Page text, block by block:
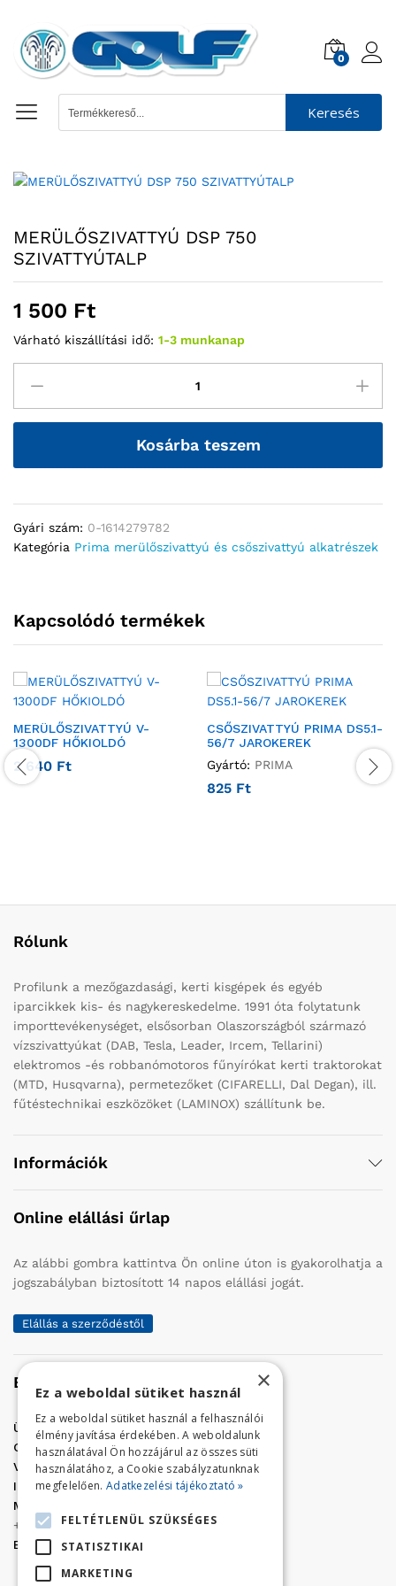
0
Keresés
MERÜLŐSZIVATTYÚ DSP 750
SZIVATTYÚTALP
1 500 Ft
Várható kiszállítási idő: 1-3 munkanap
Kosárba teszem
Gyári szám: 0-1614279782
Kategória Prima merülőszivattyú és csőszivattyú alkatrészek
Kapcsolódó termékek
MERÜLŐSZIVATTYÚ V-
1300DF HŐKIOLDÓ
2 640 Ft
CSŐSZIVATTYÚ PRIMA DS5.1-
56/7 JAROKEREK
Gyártó: PRIMA
825 Ft
Rólunk
Profilunk a mezőgazdasági, kerti kisgépek és egyéb
iparcikkek kis- és nagykereskedelme. 1991 óta folytatunk
importtevékenységet, elsősorban Olaszországból származó
vízszivattyúkat (DAB, Tesla, Leader, Ircem, Tellarini)
elektromos -és robbanómotoros fűnyírókat kerti traktorokat
(MTD, Husqvarna), permetezőket (CIFARELLI, Dal Degan), ill.
fűtéstechnikai eszközöket (LAMINOX) szállítunk be.
Információk
Online elállási űrlap
Az alábbi gombra kattintva Ön online úton is gyakorolhatja a
jogszabályban biztosított 14 napos elállási jogát.
Elállás a szerződéstől
Elérhetőség
Üzletünk címe:
Szolnok, Vércse út 17.
Golf Center Áruház:06 (56) 423-324
VÁR-Kert Áruház: 06 (56) 429-771
Iroda:06 (56) 421-857
Megrendelés, termék információ:
+36 (70) 938-3356
E-mail:
golfaruhaz@gmail.com
×
Ez a weboldal sütiket használ
Ez a weboldal sütiket használ a felhasználói
élmény javítása érdekében. A weboldalunk
használatával Ön hozzájárul az összes süti
használatához, a Cookie szabályzatunknak
megfelelően. Adatkezelési tájékoztató »
FELTÉTLENÜL SZÜKSÉGES
STATISZTIKAI
MARKETING